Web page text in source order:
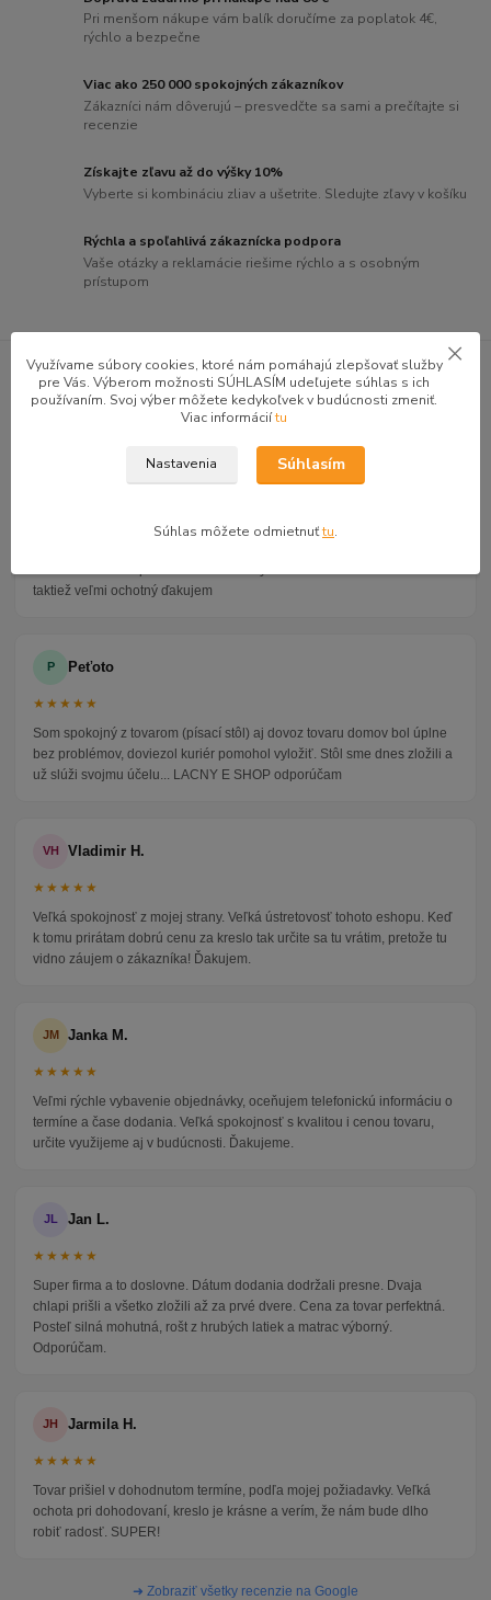
Pri menšom nákupe vám balík doručíme za poplatok 4€,
rýchlo a bezpečne
Viac ako 250 000 spokojných zákazníkov
Zákazníci nám dôverujú – presvedčte sa sami a prečítajte si
recenzie
Získajte zľavu až do výšky 10%
Vyberte si kombináciu zliav a ušetrite. Sledujte zľavy v košíku
Rýchla a spoľahlivá zákaznícka podpora
Vaše otázky a reklamácie riešime rýchlo a s osobným
prístupom
4.9★★★★★
47 recenzií · Google
taktiež veľmi ochotný ďakujem
P Peťoto
★★★★★
Som spokojný z tovarom (písací stôl) aj dovoz tovaru domov bol úplne
bez problémov, doviezol kuriér pomohol vyložiť. Stôl sme dnes zložili a
už slúži svojmu účelu... LACNY E SHOP odporúčam
VH Vladimir H.
★★★★★
Veľká spokojnosť z mojej strany. Veľká ústretovosť tohoto eshopu. Keď
k tomu prirátam dobrú cenu za kreslo tak určite sa tu vrátim, pretože tu
vidno záujem o zákazníka! Ďakujem.
JM Janka M.
★★★★★
Veľmi rýchle vybavenie objednávky, oceňujem telefonickú informáciu o
termíne a čase dodania. Veľká spokojnosť s kvalitou i cenou tovaru,
určite využijeme aj v budúcnosti. Ďakujeme.
JL Jan L.
★★★★★
Super firma a to doslovne. Dátum dodania dodržali presne. Dvaja
chlapi prišli a všetko zložili až za prvé dvere. Cena za tovar perfektná.
Posteľ silná mohutná, rošt z hrubých latiek a matrac výborný.
Odporúčam.
JH Jarmila H.
★★★★★
Tovar prišiel v dohodnutom termíne, podľa mojej požiadavky. Veľká
ochota pri dohodovaní, kreslo je krásne a verím, že nám bude dlho
robiť radosť. SUPER!
➜ Zobraziť všetky recenzie na Google
Využívame súbory cookies, ktoré nám pomáhajú zlepšovať služby
pre Vás. Výberom možnosti SÚHLASÍM udeľujete súhlas s ich
používaním. Svoj výber môžete kedykoľvek v budúcnosti zmeniť.
Viac informáciítu
Nastavenia Súhlasím
Súhlas môžete odmietnuťtu.